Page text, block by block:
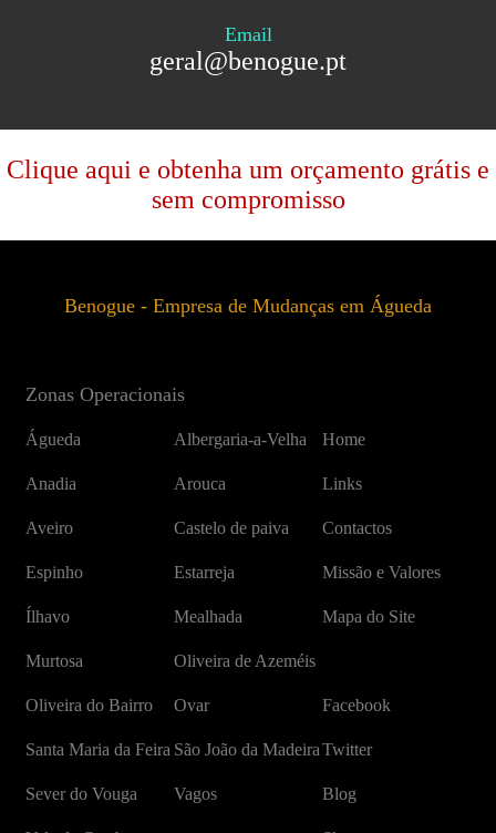
Email
geral@benogue.pt
Clique aqui e obtenha um orçamento grátis e
sem compromisso
Benogue - Empresa de Mudanças em Águeda
Zonas Operacionais
Águeda Albergaria-a-Velha Home
Anadia Arouca Links
Aveiro Castelo de paiva Contactos
Espinho Estarreja Missão e Valores
Ílhavo Mealhada Mapa do Site
Murtosa Oliveira de Azeméis
Oliveira do Bairro Ovar Facebook
Santa Maria da Feira São João da MadeiraTwitter
Sever do Vouga Vagos Blog